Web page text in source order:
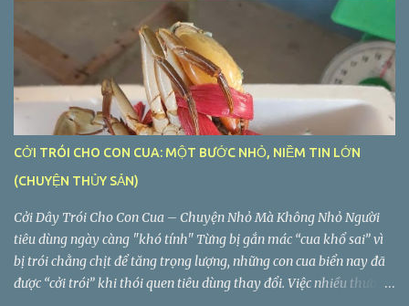
CỞI TRÓI CHO CON CUA: MỘT BƯỚC NHỎ, NIỀM TIN LỚN
(CHUYỆN THỦY SẢN)
Cởi Dây Trói Cho Con Cua – Chuyện Nhỏ Mà Không Nhỏ Người
tiêu dùng ngày càng "khó tính" Từng bị gắn mác “cua khổ sai” vì
bị trói chằng chịt để tăng trọng lượng, những con cua biển nay đã
được “cởi trói” khi thói quen tiêu dùng thay đổi. Việc nhiều thương